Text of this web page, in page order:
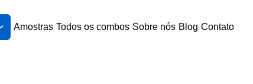
Amostras Todos os combos Sobre nós Blog Contato